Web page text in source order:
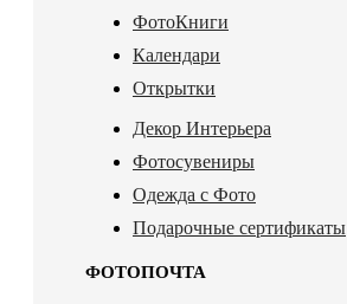
ФотоКниги
Календари
Открытки
Декор Интерьера
Фотосувениры
Одежда с Фото
Подарочные сертификаты
ФОТОПОЧТА